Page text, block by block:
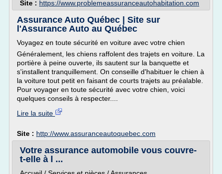
Site : https://www.problemeassuranceautohabitation.com
Assurance Auto Québec | Site sur
l'Assurance Auto au Québec
Voyagez en toute sécurité en voiture avec votre chien
Généralement, les chiens raffolent des trajets en voiture. La
portière à peine ouverte, ils sautent sur la banquette et
s'installent tranquillement. On conseille d'habituer le chien à
la voiture tout petit en faisant de courts trajets au préalable.
Pour voyager en toute sécurité avec votre chien, voici
quelques conseils à respecter....
Lire la suite
Site : http://www.assuranceautoquebec.com
Votre assurance automobile vous couvre-
t-elle à l ...